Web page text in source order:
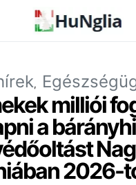
milliói
a
2026-